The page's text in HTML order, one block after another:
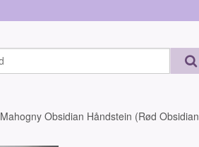
Mahogny Obsidian Håndstein (Rød